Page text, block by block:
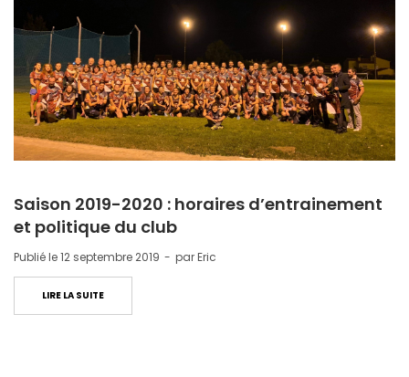
Saison 2019-2020 : horaires d’entrainement
et politique du club
Publié le12 septembre 2019 parEric
LIRE LA SUITE